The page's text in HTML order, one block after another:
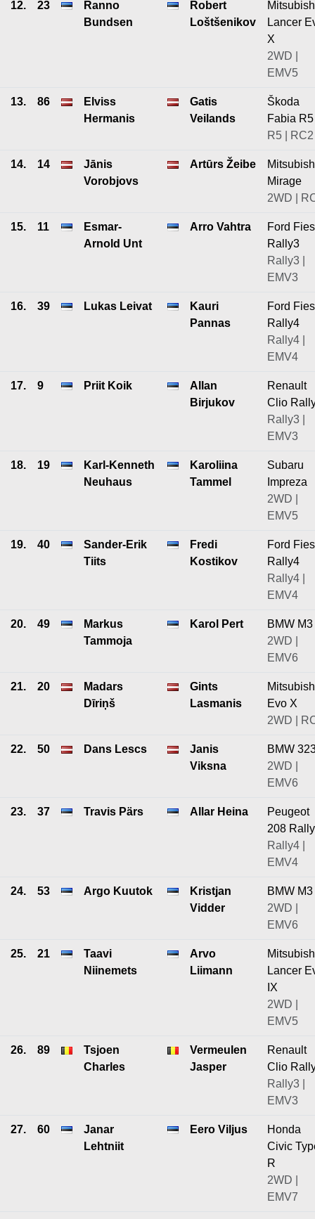
12. 23
Ranno
Bundsen
Robert
Loštšenikov
Lancer
X
2WD |
EMV5
13. 86
Elviss
Hermanis
Gatis
Veilands
Škoda
Fabia R5
R5 | RC2
14. 14
Jānis
Vorobjovs
Artūrs Žeibe
Mirage
2WD |
15. 11
Esmar-
Arnold Unt
Arro Vahtra
Ford
Rally3
Rally3 |
EMV3
16. 39 Lukas Leivat
Kauri
Pannas
Ford
Rally4
Rally4 |
EMV4
17. 9 Priit Koik
Allan
Birjukov
Renault
Clio
Rally3 |
EMV3
18. 19
Karl-Kenneth
Neuhaus
Karoliina
Tammel
Subaru
Impreza
2WD |
EMV5
19. 40
Sander-Erik
Tiits
Fredi
Kostikov
Ford
Rally4
Rally4 |
EMV4
20. 49
Markus
Tammoja
Karol Pert
BMW M3
2WD |
EMV6
21. 20
Madars
Dīriņš
Gints
Lasmanis
Evo X
2WD |
22. 50 Dans Lescs
Janis
Viksna
BMW
2WD |
EMV6
23. 37 Travis Pärs Allar Heina
Peugeot
208
Rally4 |
EMV4
24. 53 Argo Kuutok
Kristjan
Vidder
BMW M3
2WD |
EMV6
25. 21
Taavi
Niinemets
Arvo
Liimann
Lancer
IX
2WD |
EMV5
26. 89
Tsjoen
Charles
Vermeulen
Jasper
Renault
Clio
Rally3 |
EMV3
27. 60
Janar
Lehtniit
Eero Viljus
Honda
Civic
R
2WD |
EMV7